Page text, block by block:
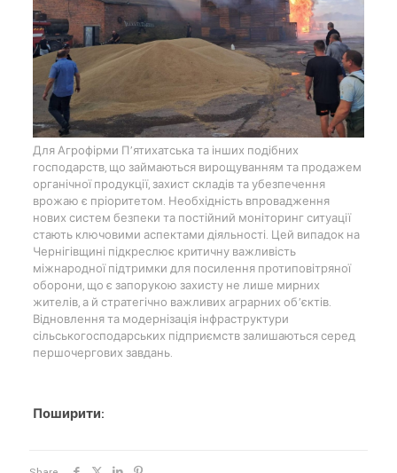
Для Агрофірми П’ятихатська та інших подібних
господарств, що займаються вирощуванням та продажем
органічної продукції, захист складів та убезпечення
врожаю є пріоритетом. Необхідність впровадження
нових систем безпеки та постійний моніторинг ситуації
стають ключовими аспектами діяльності. Цей випадок на
Чернігівщині підкреслює критичну важливість
міжнародної підтримки для посилення протиповітряної
оборони, що є запорукою захисту не лише мирних
жителів, а й стратегічно важливих аграрних об’єктів.
Відновлення та модернізація інфраструктури
сільськогосподарських підприємств залишаються серед
першочергових завдань.
Поширити: